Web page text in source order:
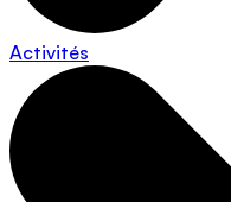
Activités